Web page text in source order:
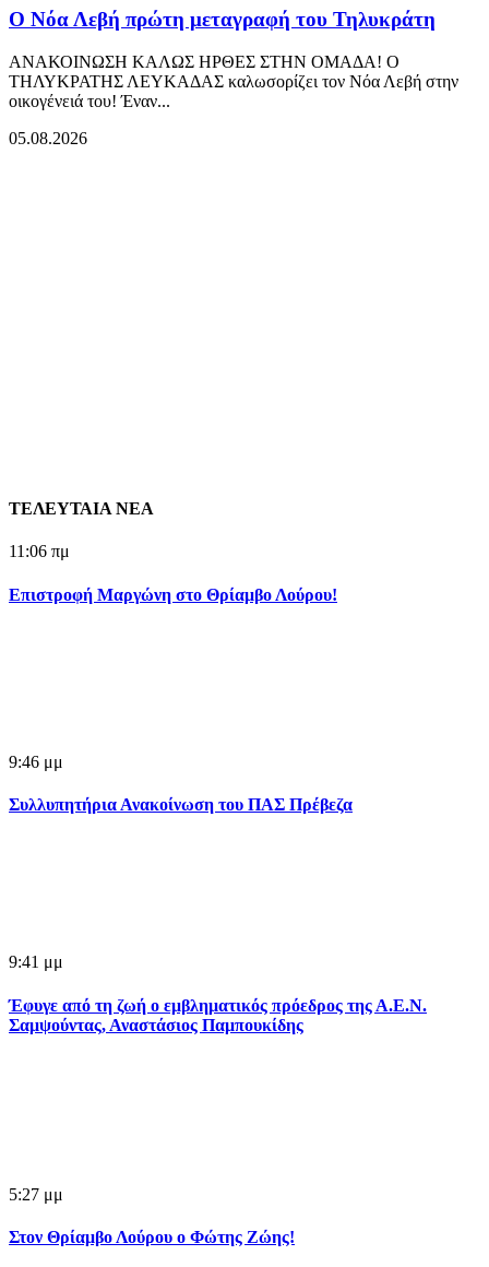
Ο Νόα Λεβή πρώτη μεταγραφή του Τηλυκράτη
ΑΝΑΚΟΙΝΩΣΗ ΚΑΛΩΣ ΗΡΘΕΣ ΣΤΗΝ ΟΜΑΔΑ! Ο
ΤΗΛΥΚΡΑΤΗΣ ΛΕΥΚΑΔΑΣ καλωσορίζει τον Νόα Λεβή στην
οικογένειά του! Έναν...
05.08.2026
ΤΕΛΕΥΤΑΙΑ ΝΕΑ
11:06 πμ
Επιστροφή Μαργώνη στο Θρίαμβο Λούρου!
9:46 μμ
Συλλυπητήρια Ανακοίνωση του ΠΑΣ Πρέβεζα
9:41 μμ
Έφυγε από τη ζωή ο εμβληματικός πρόεδρος της Α.Ε.Ν.
Σαμψούντας, Αναστάσιος Παμπουκίδης
5:27 μμ
Στον Θρίαμβο Λούρου ο Φώτης Ζώης!